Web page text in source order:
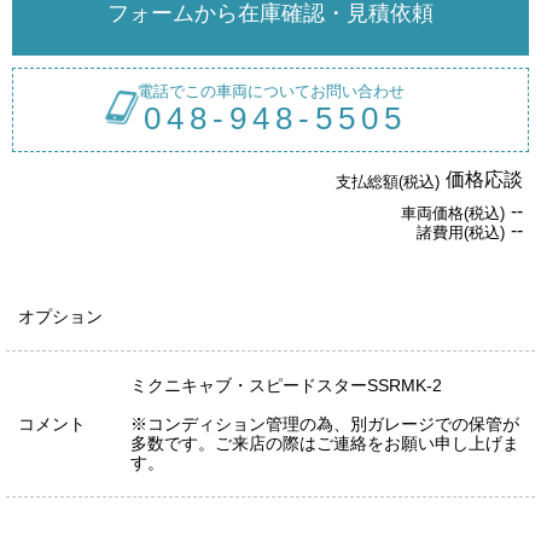
フォームから在庫確認・見積依頼
電話でこの車両についてお問い合わせ
048-948-5505
支払総額(税込) 価格応談
車両価格(税込) --
諸費用(税込) --
オプション
コメント
ミクニキャブ・スピードスターSSRMK-2
※コンディション管理の為、別ガレージでの保管が
多数です。ご来店の際はご連絡をお願い申し上げま
す。